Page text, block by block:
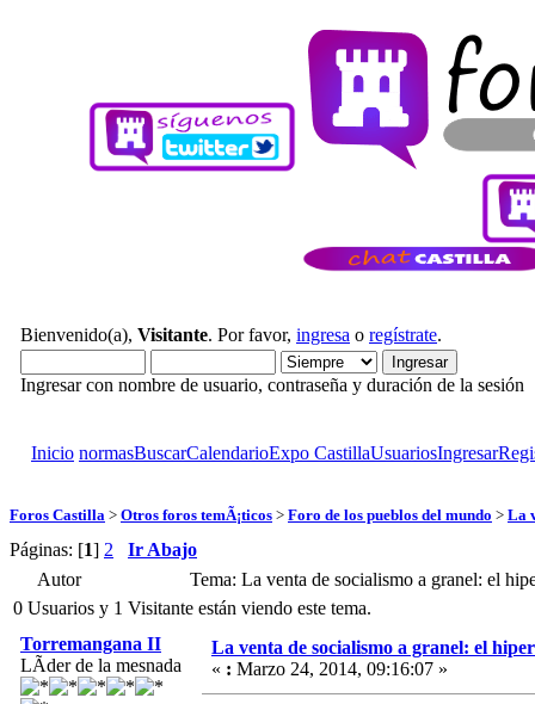
Bienvenido(a), Visitante. Por favor, ingresa o regístrate.
Ingresar con nombre de usuario, contraseña y duración de la sesión
Inicio normasBuscarCalendarioExpo CastillaUsuariosIngresar
Foros Castilla > Otros foros temÃ¡ticos > Foro de los pueblos del mundo > La
Páginas: [1] 2
Ir Abajo
Autor
Tema: La venta de socialismo a granel: el
0 Usuarios y 1 Visitante están viendo este tema.
Torremangana II
LÃ­der de la mesnada
La venta de socialismo a granel: el
« : Marzo 24, 2014, 09:16:07 »